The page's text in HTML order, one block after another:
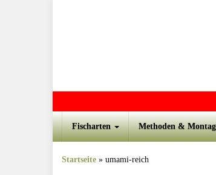
Fischarten Methoden &
Startseite » umami-reich